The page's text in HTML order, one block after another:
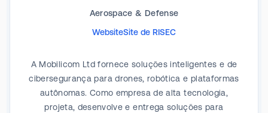
Aerospace & Defense
WebsiteSite de RISEC
A Mobilicom Ltd fornece soluções inteligentes e de
cibersegurança para drones, robótica e plataformas
autônomas. Como empresa de alta tecnologia,
projeta, desenvolve e entrega soluções para